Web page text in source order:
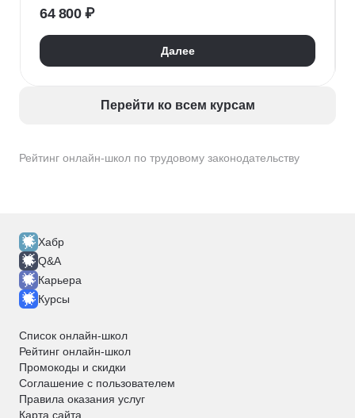
Рейтинг онлайн-школ по трудовому законодательству
64 800 ₽
Далее
Перейти ко всем курсам
Хабр
Q&A
Карьера
Курсы
Список онлайн-школ
Рейтинг онлайн-школ
Промокоды и скидки
Соглашение с пользователем
Правила оказания услуг
Карта сайта